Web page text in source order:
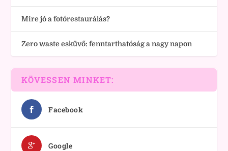
Mire jó a fotórestaurálás?
Zero waste esküvő: fenntarthatóság a nagy napon
KÖVESSEN MINKET:
Facebook
Google